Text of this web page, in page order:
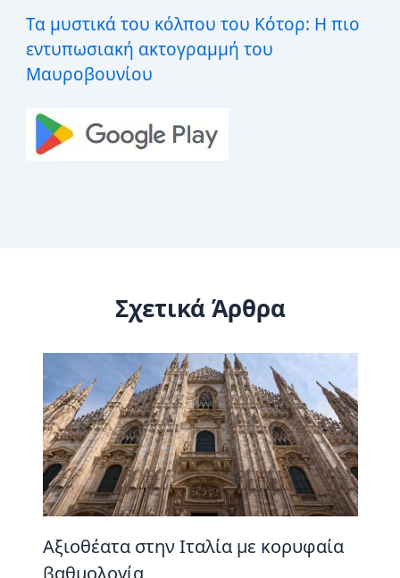
Τα μυστικά του κόλπου του Κότορ: Η πιο
εντυπωσιακή ακτογραμμή του
Μαυροβουνίου
Σχετικά Άρθρα
Aξιοθέατα στην Ιταλία με κορυφαία
βαθμολογία